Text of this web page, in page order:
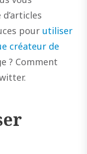
pour utiliser
créateur de
? Comment